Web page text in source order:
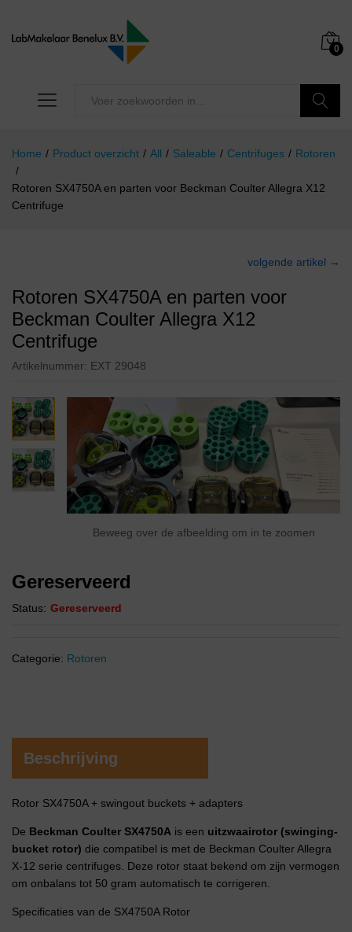
0
Home / Product overzicht / All / Saleable / Centrifuges / Rotoren
/
Rotoren SX4750A en parten voor Beckman Coulter Allegra X12
Centrifuge
volgende artikel →
Rotoren SX4750A en parten voor
Beckman Coulter Allegra X12
Centrifuge
Artikelnummer: EXT 29048
Beweeg over de afbeelding om in te zoomen
Gereserveerd
Status: Gereserveerd
Categorie: Rotoren
Beschrijving
Rotor SX4750A + swingout buckets + adapters
De Beckman Coulter SX4750A is een uitzwaairotor (swinging-
bucket rotor) die compatibel is met de Beckman Coulter Allegra
X-12 serie centrifuges. Deze rotor staat bekend om zijn vermogen
om onbalans tot 50 gram automatisch te corrigeren.
Specificaties van de SX4750A Rotor